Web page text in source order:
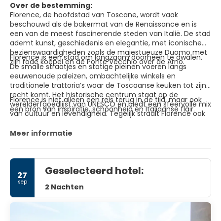
Over de bestemming:
Florence, de hoofdstad van Toscane, wordt vaak
beschouwd als de bakermat van de Renaissance en is
een van de meest fascinerende steden van Italië. De stad
ademt kunst, geschiedenis en elegantie, met iconische
bezienswaardigheden zoals de majestueuze Duomo met
zijn rode koepel en de Ponte Vecchio over de Arno.
Florence is een stad om langzaam doorheen te dwalen.
De smalle straatjes en statige pleinen voeren langs
eeuwenoude paleizen, ambachtelijke winkels en
traditionele trattoria’s waar de Toscaanse keuken tot zijn
recht komt. Het historische centrum staat op de
werelderfgoedlijst van UNESCO en biedt een sfeervolle mix
van cultuur en levendigheid. Tegelijk straalt Florence ook
ontvouwt zich een panoramisch uitzicht over de stad,
Florence is niet alleen een reis terug in de tijd, maar ook
een bron van inspiratie, schoonheid en Italiaanse flair.
Meer informatie
27
sep
Geselecteerd hotel:
2 Nachten